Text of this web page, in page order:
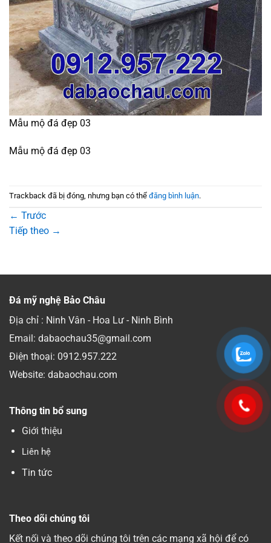
Mẫu mộ đá đẹp 03
Mẫu mộ đá đẹp 03
Trackback đã bị đóng, nhưng bạn có thể đăng bình luận.
← Trước
Tiếp theo →
Đá mỹ nghệ Bảo Châu
Địa chỉ : Ninh Vân - Hoa Lư - Ninh Bình
Email: dabaochau35@gmail.com
Điện thoại: 0912.957.222
Website: dabaochau.com
Thông tin bổ sung
Giới thiệu
Liên hệ
Tin tức
Theo dõi chúng tôi
Kết nối và theo dõi chúng tôi trên các mạng xã hội để có